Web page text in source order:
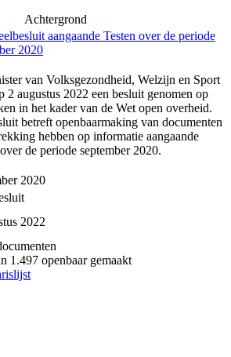
Achtergrond
aangaande Testen over de periode
2020
van Volksgezondheid, Welzijn en Sport
2 augustus 2022 een besluit genomen op
in het kader van de Wet open overheid.
betreft openbaarmaking van documenten
hebben op informatie aangaande
de periode september 2020.
2020
2022
1.497 openbaar gemaakt